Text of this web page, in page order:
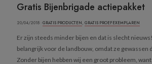
Gratis Bijenbrigade actiepakket
20/04/2018 ·GRATIS PRODUCTEN, GRATIS PROEFEXEMPLAREN
Er zijn steeds minder bijen en dat is slecht
belangrijk voor de landbouw, omdat ze gewassen
Zonder bijen hebben wij een groot probleem,